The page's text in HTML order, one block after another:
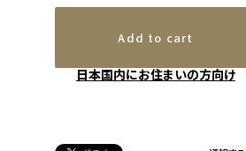
Add to cart
日本国内にお住まいの方向け